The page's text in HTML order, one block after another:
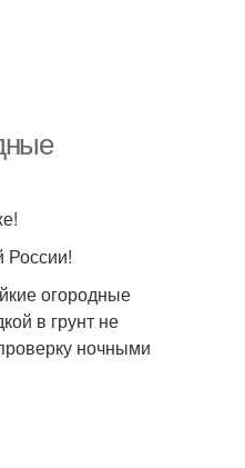
России!
огородные
в грунт не
ночными